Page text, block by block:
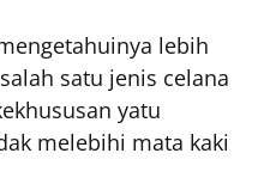
lebih
satu jenis celana
yatu
melebihi mata kaki